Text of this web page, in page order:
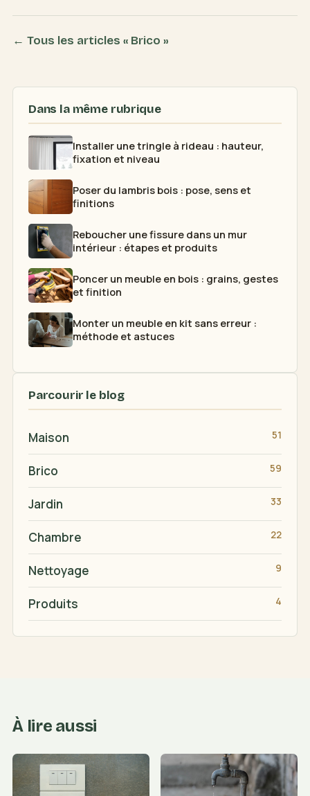
← Tous les articles « Brico »
Dans la même rubrique
Installer une tringle à rideau : hauteur,
fixation et niveau
Poser du lambris bois : pose, sens et
finitions
Reboucher une fissure dans un mur
intérieur : étapes et produits
Poncer un meuble en bois : grains, gestes
et finition
Monter un meuble en kit sans erreur :
méthode et astuces
Parcourir le blog
Maison 51
Brico 59
Jardin 33
Chambre 22
Nettoyage 9
Produits 4
À lire aussi